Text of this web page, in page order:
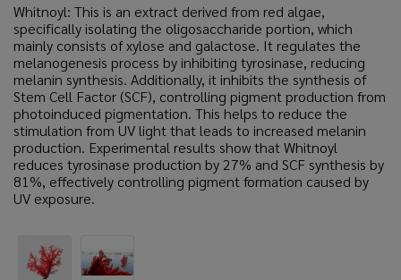
Whitnoyl: This is an extract derived from red algae,
specifically isolating the oligosaccharide portion, which
mainly consists of xylose and galactose. It regulates the
melanogenesis process by inhibiting tyrosinase, reducing
melanin synthesis. Additionally, it inhibits the synthesis of
Stem Cell Factor (SCF), controlling pigment production from
photoinduced pigmentation. This helps to reduce the
stimulation from UV light that leads to increased melanin
production. Experimental results show that Whitnoyl
reduces tyrosinase production by 27% and SCF synthesis by
81%, effectively controlling pigment formation caused by
UV exposure.